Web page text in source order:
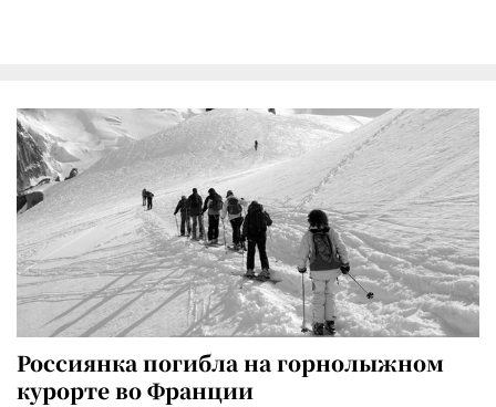
Россиянка погибла на горнолыжном
курорте во Франции